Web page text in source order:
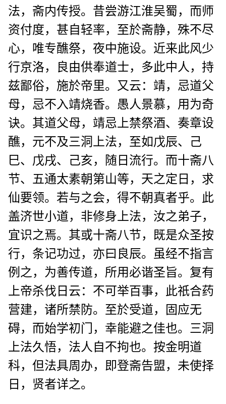
法，斋内传授。昔尝游江淮吴蜀，而师
资付度，甚自轻率，至於斋静，殊不尽
心，唯专醮祭，夜中施设。近来此风少
行京洛，良由供奉道士，多此中人，持
兹鄙俗，施於帝里。又云：靖，忌道父
母，忌不入靖烧香。愚人景慕，用为奇
诀。其道父母，靖忌上禁祭酒、奏章设
醮，元不及三洞上法，至如戊辰、己
巳、戊戌、己亥，随日流行。而十斋八
节、五通太素朝第山等，天之定日，求
仙要领。若与之会，得不朝真者乎。此
盖济世小道，非修身上法，汝之弟子，
宜识之焉。其或十斋八节，既是众圣按
行，条记功过，亦曰良辰。虽经不指言
例之，为善传道，所用必谐圣旨。复有
上帝杀伐日云：不可举百事，此祇合药
营建，诸所禁防。至於受道，固应无
碍，而始学初门，幸能避之佳也。三洞
上法久悟，法人自不拘也。按金明道
科，但法具周办，即登斋告盟，未使择
日，贤者详之。